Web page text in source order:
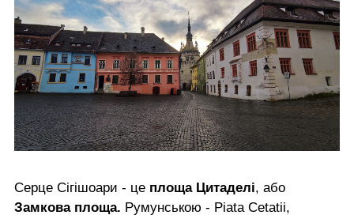
Серце Сігішоари - це площа Цитаделі, або
Замкова площа. Румунською - Piata Cetatii,